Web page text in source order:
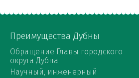
Преимущества Дубны
Обращение Главы городского
округа Дубна
Научный, инженерный